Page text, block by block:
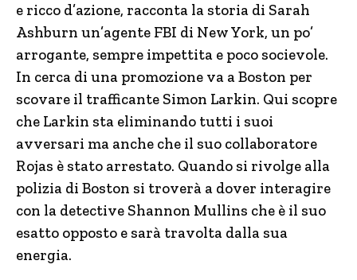
e ricco d’azione, racconta la storia di Sarah
Ashburn un’agente FBI di New York, un po’
arrogante, sempre impettita e poco socievole.
In cerca di una promozione va a Boston per
scovare il trafficante Simon Larkin. Qui scopre
che Larkin sta eliminando tutti i suoi
avversari ma anche che il suo collaboratore
Rojas è stato arrestato. Quando si rivolge alla
polizia di Boston si troverà a dover interagire
con la detective Shannon Mullins che è il suo
esatto opposto e sarà travolta dalla sua
energia.